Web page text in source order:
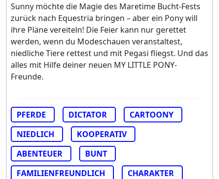
Sunny möchte die Magie des Maretime Bucht-Fests
zurück nach Equestria bringen – aber ein Pony will
ihre Pläne vereiteln! Die Feier kann nur gerettet
werden, wenn du Modeschauen veranstaltest,
niedliche Tiere rettest und mit Pegasi fliegst. Und das
alles mit Hilfe deiner neuen MY LITTLE PONY-
Freunde.
PFERDE DICTATOR
CARTOONY
NIEDLICH
KOOPERATIV
ABENTEUER
BUNT
FAMILIENFREUNDLICH
CHARAKTER